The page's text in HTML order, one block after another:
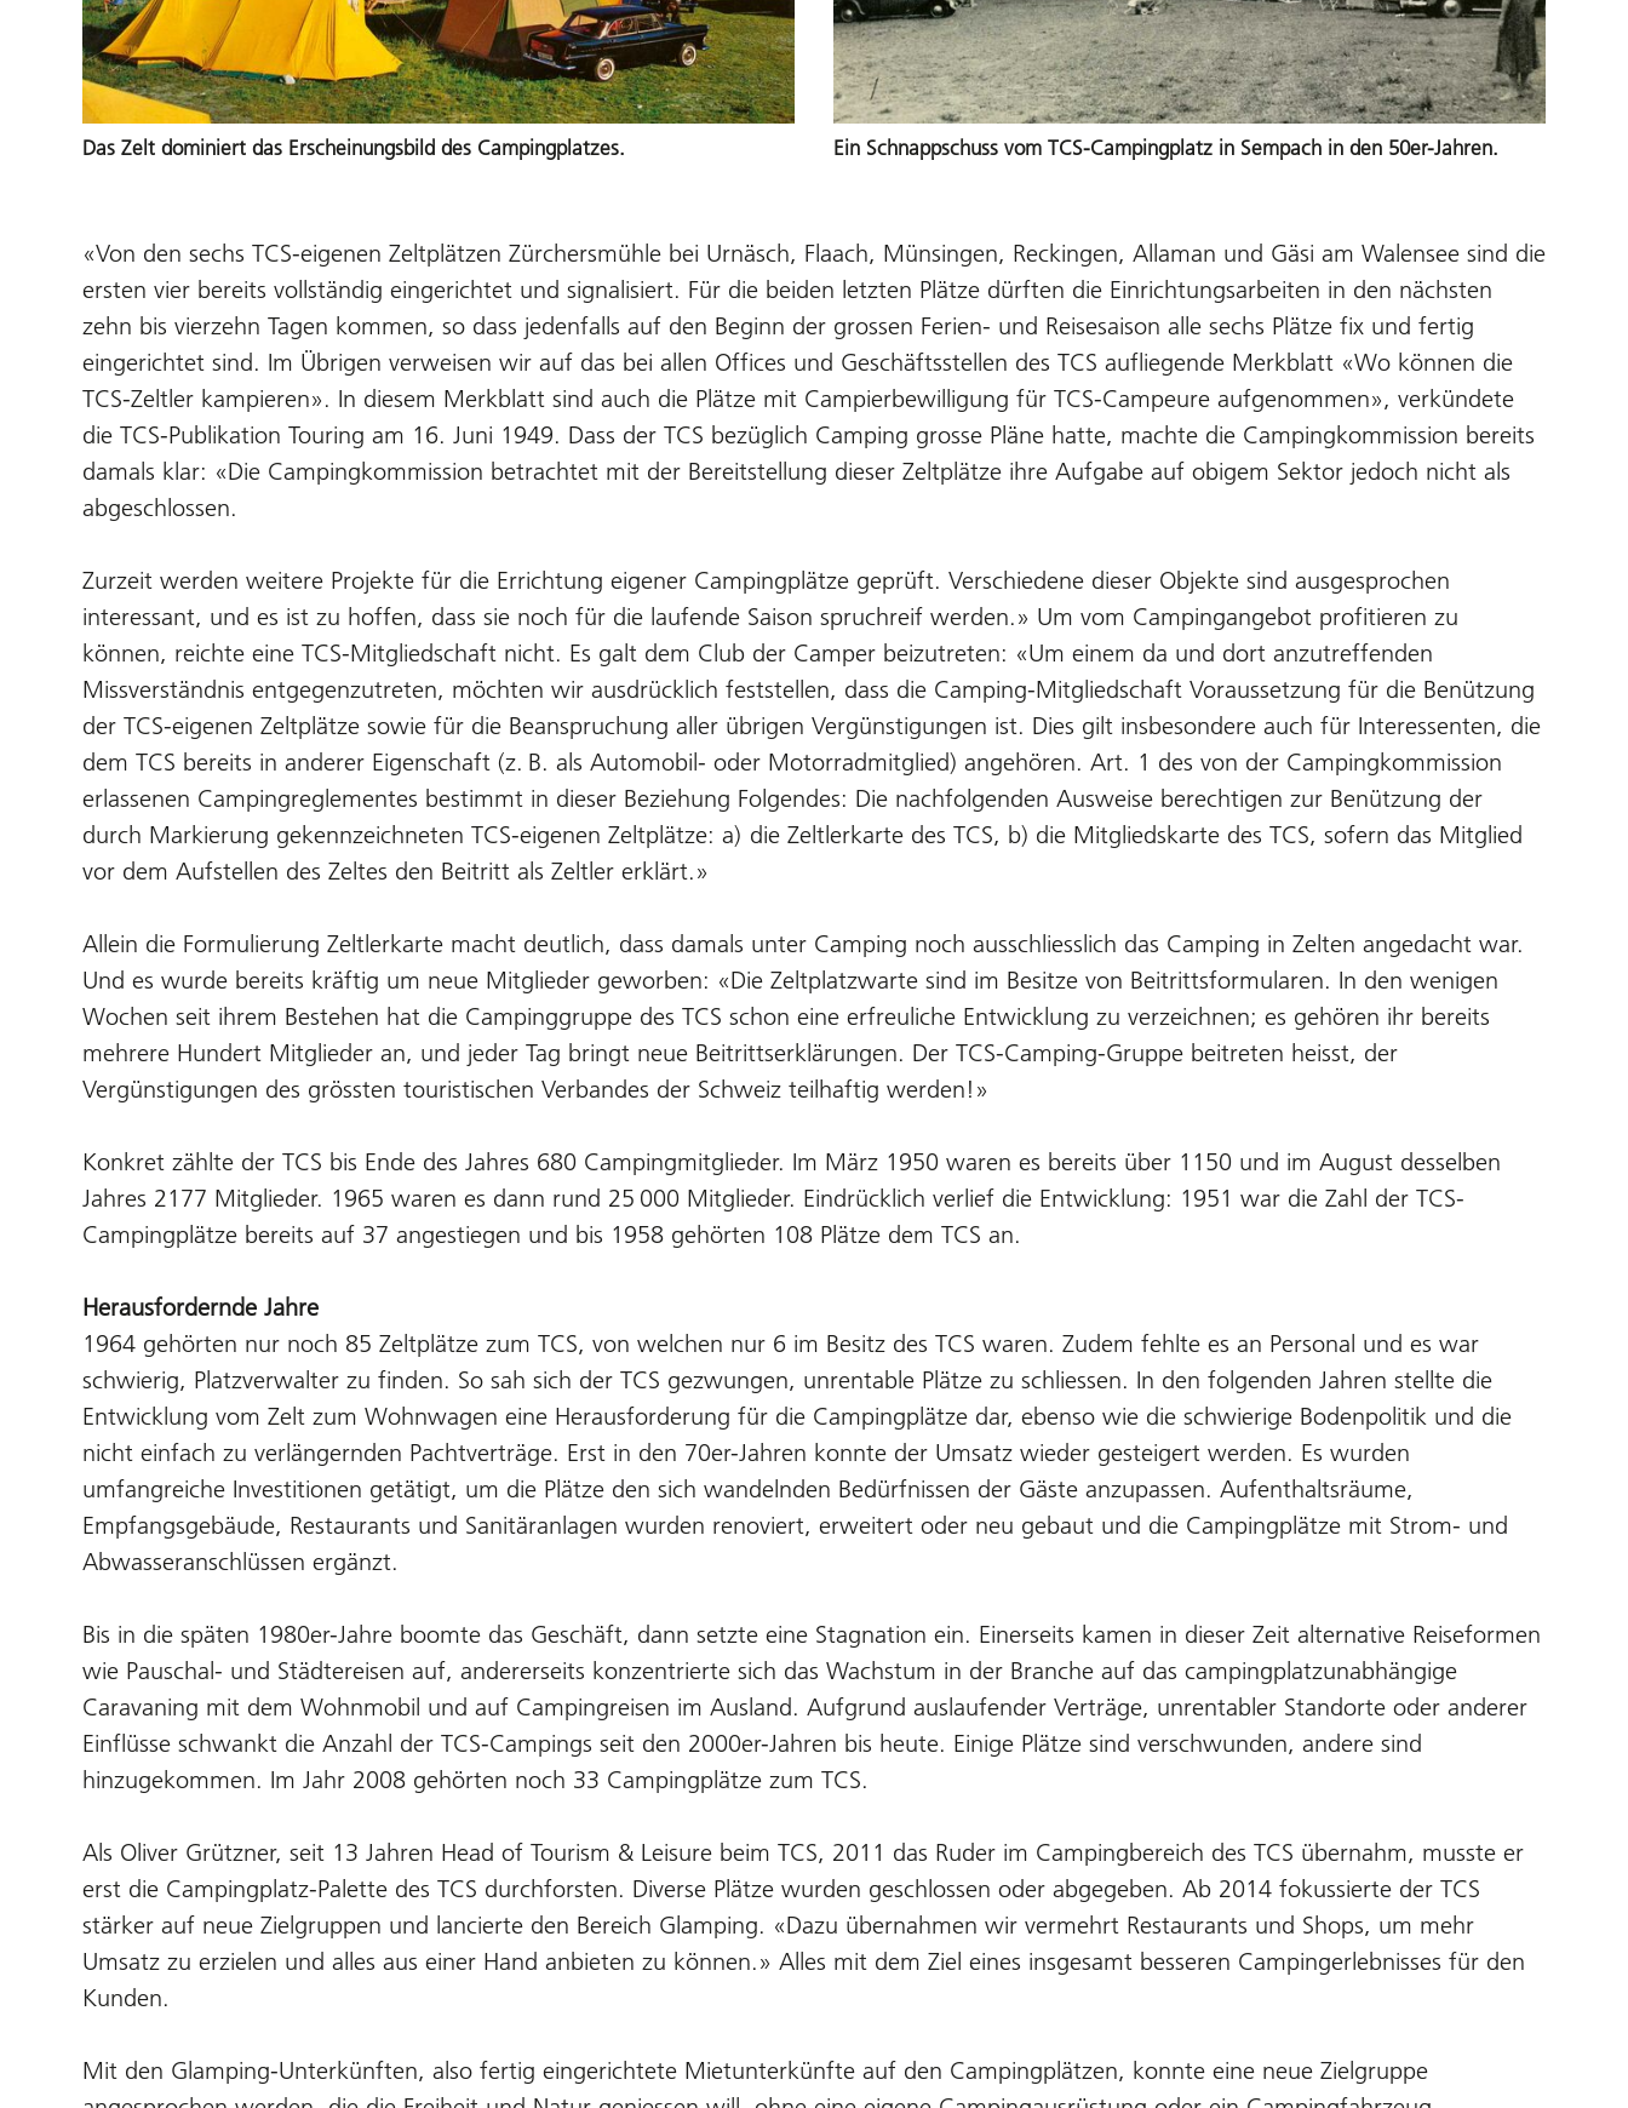
Das Zelt dominiert das Erscheinungsbild des Campingplatzes. Ein Schnappschuss vom TCS-Campingplatz in Sempach in den 50er-Jahren.
«Von den sechs TCS-eigenen Zeltplätzen Zürchersmühle bei Urnäsch, Flaach, Münsingen, Reckingen, Allaman und Gäsi am Walensee sind die
ersten vier bereits vollständig eingerichtet und signalisiert. Für die beiden letzten Plätze dürften die Einrichtungsarbeiten in den nächsten
zehn bis vierzehn Tagen kommen, so dass jedenfalls auf den Beginn der grossen Ferien- und Reisesaison alle sechs Plätze fix und fertig
eingerichtet sind. Im Übrigen verweisen wir auf das bei allen Offices und Geschäftsstellen des TCS aufliegende Merkblatt «Wo können die
TCS-Zeltler kampieren». In diesem Merkblatt sind auch die Plätze mit Campierbewilligung für TCS-Campeure aufgenommen», verkündete
die TCS-Publikation Touring am 16. Juni 1949. Dass der TCS bezüglich Camping grosse Pläne hatte, machte die Campingkommission bereits
damals klar: «Die Campingkommission betrachtet mit der Bereitstellung dieser Zeltplätze ihre Aufgabe auf obigem Sektor jedoch nicht als
abgeschlossen.
Zurzeit werden weitere Projekte für die Errichtung eigener Campingplätze geprüft. Verschiedene dieser Objekte sind ausgesprochen
interessant, und es ist zu hoffen, dass sie noch für die laufende Saison spruchreif werden.» Um vom Campingangebot profitieren zu
können, reichte eine TCS-Mitgliedschaft nicht. Es galt dem Club der Camper beizutreten: «Um einem da und dort anzutreffenden
Missverständnis entgegenzutreten, möchten wir ausdrücklich feststellen, dass die Camping-Mitgliedschaft Voraussetzung für die Benützung
der TCS-eigenen Zeltplätze sowie für die Beanspruchung aller übrigen Vergünstigungen ist. Dies gilt insbesondere auch für Interessenten, die
dem TCS bereits in anderer Eigenschaft (z. B. als Automobil- oder Motorradmitglied) angehören. Art. 1 des von der Campingkommission
erlassenen Campingreglementes bestimmt in dieser Beziehung Folgendes: Die nachfolgenden Ausweise berechtigen zur Benützung der
durch Markierung gekennzeichneten TCS-eigenen Zeltplätze: a) die Zeltlerkarte des TCS, b) die Mitgliedskarte des TCS, sofern das Mitglied
vor dem Aufstellen des Zeltes den Beitritt als Zeltler erklärt.»
Allein die Formulierung Zeltlerkarte macht deutlich, dass damals unter Camping noch ausschliesslich das Camping in Zelten angedacht war.
Und es wurde bereits kräftig um neue Mitglieder geworben: «Die Zeltplatzwarte sind im Besitze von Beitrittsformularen. In den wenigen
Wochen seit ihrem Bestehen hat die Campinggruppe des TCS schon eine erfreuliche Entwicklung zu verzeichnen; es gehören ihr bereits
mehrere Hundert Mitglieder an, und jeder Tag bringt neue Beitrittserklärungen. Der TCS-Camping-Gruppe beitreten heisst, der
Vergünstigungen des grössten touristischen Verbandes der Schweiz teilhaftig werden!»
Konkret zählte der TCS bis Ende des Jahres 680 Campingmitglieder. Im März 1950 waren es bereits über 1150 und im August desselben
Jahres 2177 Mitglieder. 1965 waren es dann rund 25 000 Mitglieder. Eindrücklich verlief die Entwicklung: 1951 war die Zahl der TCS-
Campingplätze bereits auf 37 angestiegen und bis 1958 gehörten 108 Plätze dem TCS an.
Herausfordernde Jahre
1964 gehörten nur noch 85 Zeltplätze zum TCS, von welchen nur 6 im Besitz des TCS waren. Zudem fehlte es an Personal und es war
schwierig, Platzverwalter zu finden. So sah sich der TCS gezwungen, unrentable Plätze zu schliessen. In den folgenden Jahren stellte die
Entwicklung vom Zelt zum Wohnwagen eine Herausforderung für die Campingplätze dar, ebenso wie die schwierige Bodenpolitik und die
nicht einfach zu verlängernden Pachtverträge. Erst in den 70er-Jahren konnte der Umsatz wieder gesteigert werden. Es wurden
umfangreiche Investitionen getätigt, um die Plätze den sich wandelnden Bedürfnissen der Gäste anzupassen. Aufenthaltsräume,
Empfangsgebäude, Restaurants und Sanitäranlagen wurden renoviert, erweitert oder neu gebaut und die Campingplätze mit Strom- und
Abwasseranschlüssen ergänzt.
Bis in die späten 1980er-Jahre boomte das Geschäft, dann setzte eine Stagnation ein. Einerseits kamen in dieser Zeit alternative Reiseformen
wie Pauschal- und Städtereisen auf, andererseits konzentrierte sich das Wachstum in der Branche auf das campingplatzunabhängige
Caravaning mit dem Wohnmobil und auf Campingreisen im Ausland. Aufgrund auslaufender Verträge, unrentabler Standorte oder anderer
Einflüsse schwankt die Anzahl der TCS-Campings seit den 2000er-Jahren bis heute. Einige Plätze sind verschwunden, andere sind
hinzugekommen. Im Jahr 2008 gehörten noch 33 Campingplätze zum TCS.
Als Oliver Grützner, seit 13 Jahren Head of Tourism & Leisure beim TCS, 2011 das Ruder im Campingbereich des TCS übernahm, musste er
erst die Campingplatz-Palette des TCS durchforsten. Diverse Plätze wurden geschlossen oder abgegeben. Ab 2014 fokussierte der TCS
stärker auf neue Zielgruppen und lancierte den Bereich Glamping. «Dazu übernahmen wir vermehrt Restaurants und Shops, um mehr
Umsatz zu erzielen und alles aus einer Hand anbieten zu können.» Alles mit dem Ziel eines insgesamt besseren Campingerlebnisses für den
Kunden.
Mit den Glamping-Unterkünften, also fertig eingerichtete Mietunterkünfte auf den Campingplätzen, konnte eine neue Zielgruppe